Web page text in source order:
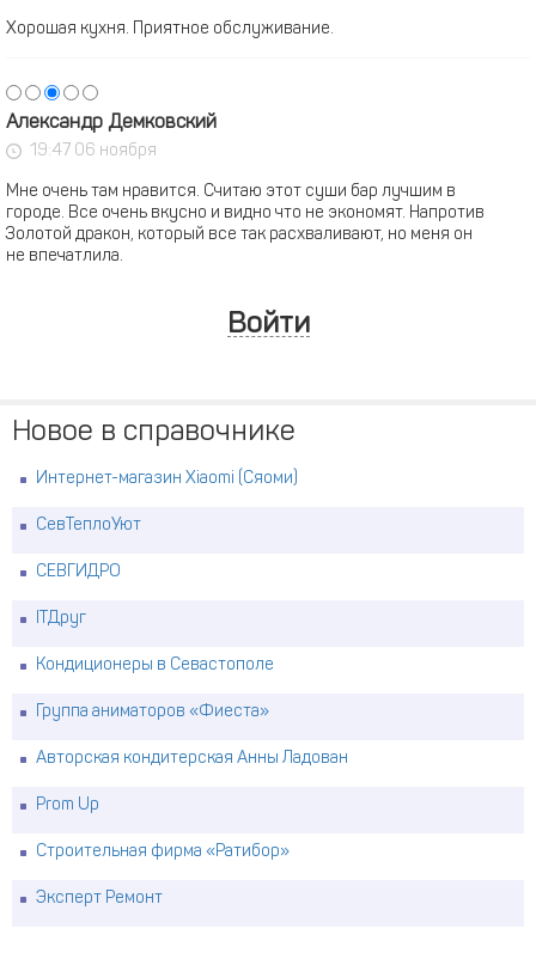
Хорошая кухня. Приятное обслуживание.
Александр Демковский
19:47 06 ноября
Мне очень там нравится. Считаю этот суши бар лучшим в
городе. Все очень вкусно и видно что не экономят. Напротив
Золотой дракон, который все так расхваливают, но меня он
не впечатлила.
Войти
Новое в справочнике
Интернет-магазин Xiaomi (Сяоми)
СевТеплоУют
СЕВГИДРО
ITДруг
Кондиционеры в Севастополе
Группа аниматоров «Фиеста»
Авторская кондитерская Анны Ладован
Prom Up
Строительная фирма «Ратибор»
Эксперт Ремонт